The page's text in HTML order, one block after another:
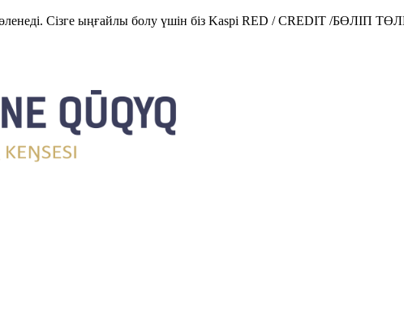
Сізге ыңғайлы болу үшін біз Kaspi RED / CREDIT /БӨЛІП